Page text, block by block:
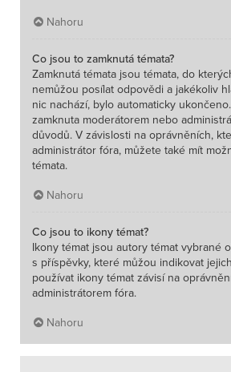
Nahoru
Co jsou to zamknutá témata?
Zamknutá témata jsou témata, do
nemůžou posílat odpovědi a jakékoliv
nic nachází, bylo automaticky
zamknuta moderátorem nebo
důvodů. V závislosti na oprávněních,
administrátor fóra, můžete také mít
témata.
Nahoru
Co jsou to ikony témat?
Ikony témat jsou autory témat vybrané
s příspěvky, které můžou indikovat
používat ikony témat závisí na
administrátorem fóra.
Nahoru